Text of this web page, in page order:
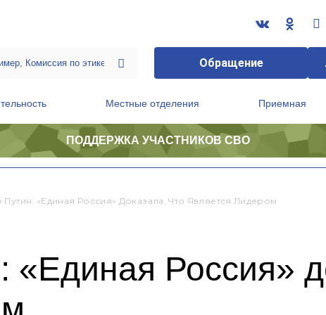
Обращение
Местные отделения Приемная
ПОДДЕРЖКА УЧАСТНИКОВ СВО
«Единая Россия» Доказала, Что Является Лидером
Россия»